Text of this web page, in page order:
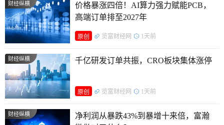
财经纵横
价格暴涨四倍！AI算力强力赋能PCB，
高端订单排至2027年
原创 览富财经网 1天前
财经纵横 千亿研发订单共振，CRO板块集体涨停
原创 览富财经网 1天前
财经纵横
净利润从暴跌43%到暴增十来倍，富瀚